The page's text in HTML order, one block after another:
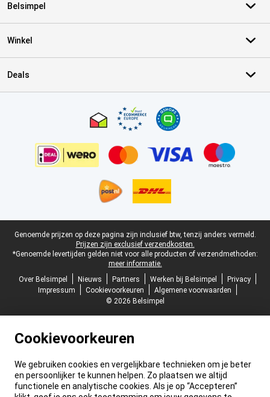
Belsimpel
Winkel
Deals
Juridische voettekst
Genoemde prijzen op deze pagina zijn inclusief btw, tenzij anders vermeld.
Prijzen zijn exclusief verzendkosten.
*Genoemde levertijden gelden niet voor alle producten of verzendmethoden:
meer informatie.
Over Belsimpel
Nieuws Partners Werken bij Belsimpel
Privacy
Impressum
Cookievoorkeuren
Algemene voorwaarden
© 2026 Belsimpel
Cookievoorkeuren
We gebruiken cookies en vergelijkbare technieken om je beter
en persoonlijker te kunnen helpen. Zo plaatsen we altijd
functionele en analytische cookies. Als je op “Accepteren”